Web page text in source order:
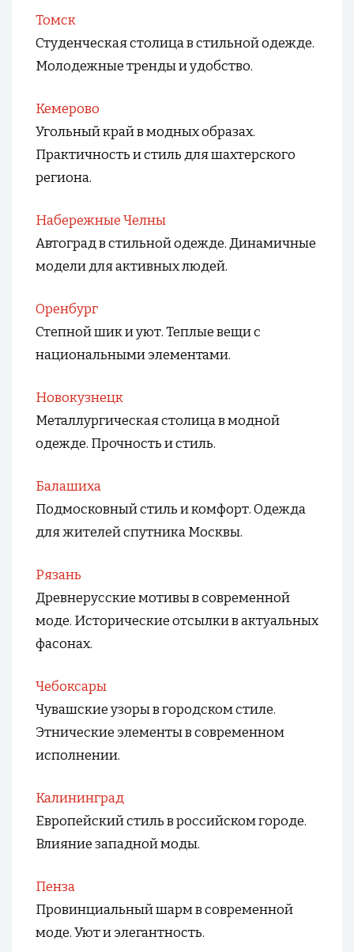
Томск
Студенческая столица в стильной одежде.
Молодежные тренды и удобство.
Кемерово
Угольный край в модных образах.
Практичность и стиль для шахтерского
региона.
Набережные Челны
Автоград в стильной одежде. Динамичные
модели для активных людей.
Оренбург
Степной шик и уют. Теплые вещи с
национальными элементами.
Новокузнецк
Металлургическая столица в модной
одежде. Прочность и стиль.
Балашиха
Подмосковный стиль и комфорт. Одежда
для жителей спутника Москвы.
Рязань
Древнерусские мотивы в современной
моде. Исторические отсылки в актуальных
фасонах.
Чебоксары
Чувашские узоры в городском стиле.
Этнические элементы в современном
исполнении.
Калининград
Европейский стиль в российском городе.
Влияние западной моды.
Пенза
Провинциальный шарм в современной
моде. Уют и элегантность.